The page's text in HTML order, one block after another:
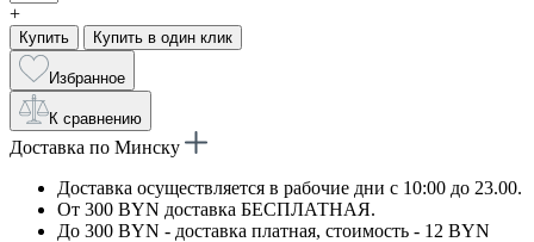
+
Купить Купить в один клик
Избранное
К сравнению
Доставка по Минску
Доставка осуществляется в рабочие дни с 10:00 до 23.00.
От 300 BYN доставка БЕСПЛАТНАЯ.
До 300 BYN - доставка платная, стоимость - 12 BYN